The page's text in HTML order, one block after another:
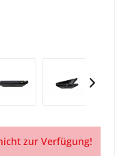
zur Verfügung!